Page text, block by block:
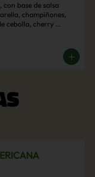
con base de salsa
champiñones,
cebolla, cherry